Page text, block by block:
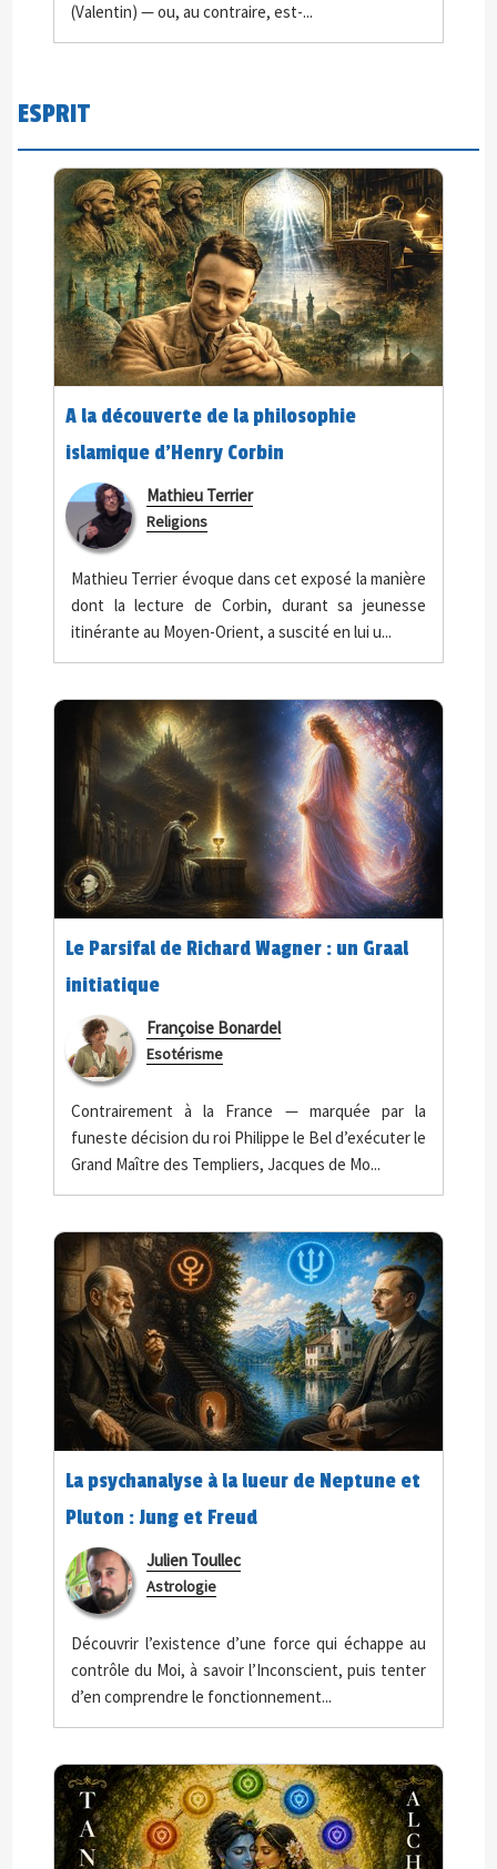
(Valentin) — ou, au contraire, est-...
ESPRIT
A la découverte de la philosophie
islamique d’Henry Corbin
Mathieu Terrier
Religions
Mathieu Terrier évoque dans cet exposé la manière
dont la lecture de Corbin, durant sa jeunesse
itinérante au Moyen-Orient, a suscité en lui u...
Le Parsifal de Richard Wagner : un Graal
initiatique
Françoise Bonardel
Esotérisme
Contrairement à la France — marquée par la
funeste décision du roi Philippe le Bel d’exécuter le
Grand Maître des Templiers, Jacques de Mo...
La psychanalyse à la lueur de Neptune et
Pluton : Jung et Freud
Julien Toullec
Astrologie
Découvrir l’existence d’une force qui échappe au
contrôle du Moi, à savoir l’Inconscient, puis tenter
d’en comprendre le fonctionnement...